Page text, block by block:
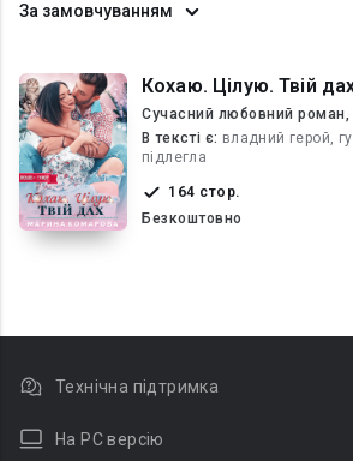
За замовчуванням
Кохаю. Цілую. Твій
Сучасний любовний
роман
В текcті є: владний герой,
підлегла
164 стор.
Безкоштовно
Технічна підтримка
На PC версію